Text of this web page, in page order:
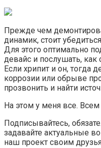
Прежде чем
динамик, стоит
Для этого оптимально
девайс и послушать, как
Если хрипит и он, тогда
коррозии или обрыве
прозвонить и найти
На этом у меня все.
Подписывайтесь,
задавайте актуальные
наш проект своим